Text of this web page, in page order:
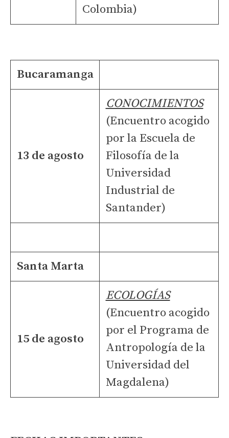
Colombia)
Bucaramanga
13 de agosto
CONOCIMIENTOS
(Encuentro acogido
por la Escuela de
Filosofía de la
Universidad
Industrial de
Santander)
Santa Marta
15 de agosto
ECOLOGÍAS
(Encuentro acogido
por el Programa de
Antropología de la
Universidad del
Magdalena)